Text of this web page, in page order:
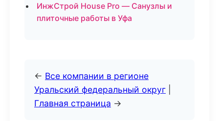
ИнжСтрой House Pro — Санузлы и
плиточные работы в Уфа
← Все компании в регионе
Уральский федеральный округ
Главная страница →